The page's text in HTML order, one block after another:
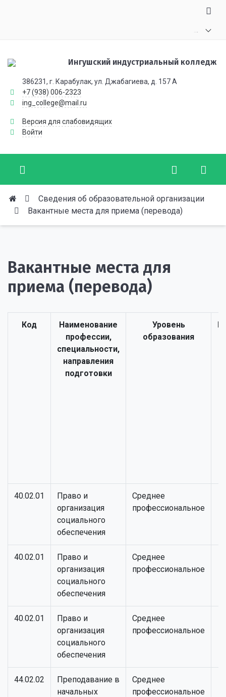
Ингушский индустриальный колледж
386231, г. Карабулак, ул. Джабагиева, д. 157 А
+7 (938) 006-2323
ing_college@mail.ru
Версия для слабовидящих
Войти
Сведения об образовательной организации
Вакантные места для приема (перевода)
Вакантные места для
приема (перевода)
Код
Наименование
профессии,
специальности,
направления
подготовки
Уровень
образования
40.02.01
Право и
организация
социального
обеспечения
Среднее
профессиональное
40.02.01
Право и
организация
социального
обеспечения
Среднее
профессиональное
40.02.01
Право и
организация
социального
обеспечения
Среднее
профессиональное
44.02.02
Преподавание в
начальных
Среднее
профессиональное